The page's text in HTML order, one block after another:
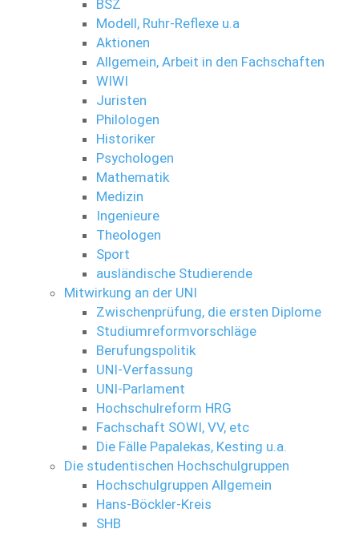
BSZ
Modell, Ruhr-Reflexe u.a
Aktionen
Allgemein, Arbeit in den Fachschaften
WIWI
Juristen
Philologen
Historiker
Psychologen
Mathematik
Medizin
Ingenieure
Theologen
Sport
ausländische Studierende
Mitwirkung an der UNI
Zwischenprüfung, die ersten Diplome
Studiumreformvorschläge
Berufungspolitik
UNI-Verfassung
UNI-Parlament
Hochschulreform HRG
Fachschaft SOWI, VV, etc
Die Fälle Papalekas, Kesting u.a.
Die studentischen Hochschulgruppen
Hochschulgruppen Allgemein
Hans-Böckler-Kreis
SHB